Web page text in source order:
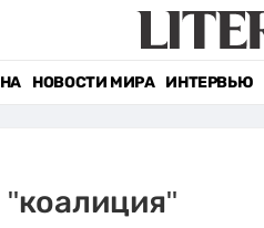
НОВОСТИ МИРА ИНТЕРВЬЮ